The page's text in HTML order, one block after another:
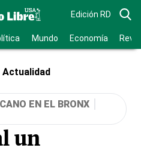
Edición RD
Mundo Economía
Actualidad
EN EL BRONX
un